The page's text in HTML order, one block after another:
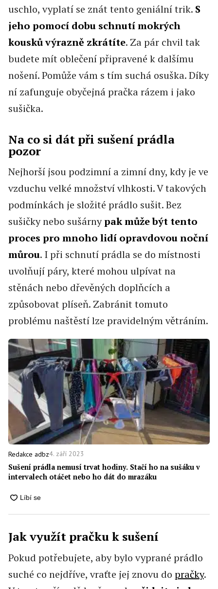
uschlo, vyplatí se znát tento geniální trik. S
jeho pomocí dobu schnutí mokrých
kousků výrazně zkrátíte. Za pár chvil tak
budete mít oblečení připravené k dalšímu
nošení. Pomůže vám s tím suchá osuška. Díky
ní zafunguje obyčejná pračka rázem i jako
sušička.
Na co si dát při sušení prádla
pozor
Nejhorší jsou podzimní a zimní dny, kdy je ve
vzduchu velké množství vlhkosti. V takových
podmínkách je složité prádlo sušit. Bez
sušičky nebo sušárnypak může být tento
proces pro mnoho lidí opravdovou noční
můrou. I při schnutí prádla se do místnosti
uvolňují páry, které mohou ulpívat na
stěnách nebo dřevěných doplňcích a
způsobovat plíseň. Zabránit tomuto
problému naštěstí lze pravidelným větráním.
Redakce adbz4. září 2023
Sušení prádla nemusí trvat hodiny. Stačí ho na sušáku v
intervalech otáčet nebo ho dát do mrazáku
Jak využít pračku k sušení
Pokud potřebujete, aby bylo vyprané prádlo
suché co nejdříve, vraťte jej znovu do pračky.